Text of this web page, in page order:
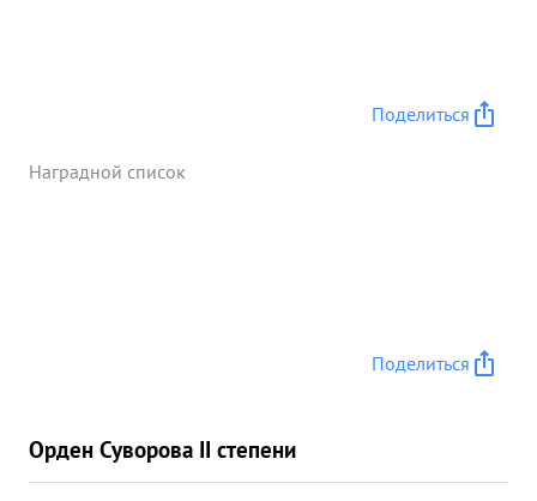
Поделиться
Наградной список
Поделиться
Орден Суворова II степени